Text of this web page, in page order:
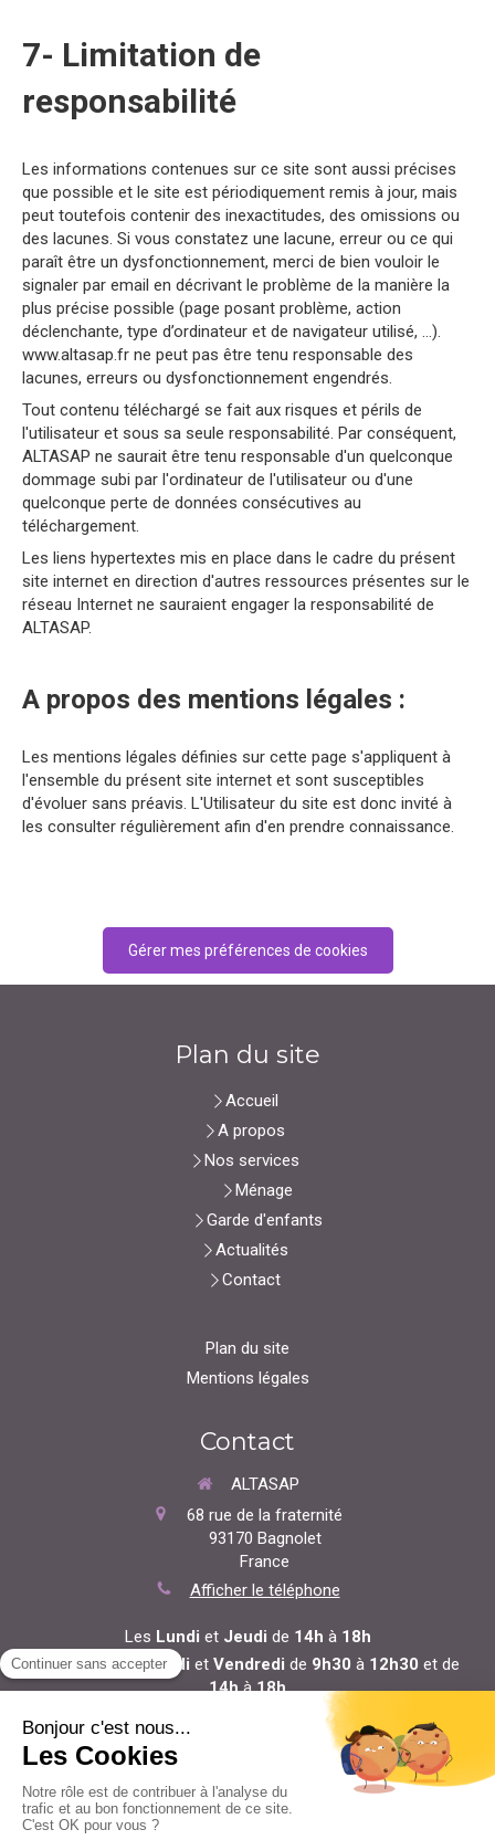
7- Limitation de
responsabilité
Les informations contenues sur ce site sont aussi précises
que possible et le site est périodiquement remis à jour, mais
peut toutefois contenir des inexactitudes, des omissions ou
des lacunes. Si vous constatez une lacune, erreur ou ce qui
paraît être un dysfonctionnement, merci de bien vouloir le
signaler par email en décrivant le problème de la manière la
plus précise possible (page posant problème, action
déclenchante, type d’ordinateur et de navigateur utilisé, …).
www.altasap.fr ne peut pas être tenu responsable des
lacunes, erreurs ou dysfonctionnement engendrés.
Tout contenu téléchargé se fait aux risques et périls de
l'utilisateur et sous sa seule responsabilité. Par conséquent,
ALTASAP ne saurait être tenu responsable d'un quelconque
dommage subi par l'ordinateur de l'utilisateur ou d'une
quelconque perte de données consécutives au
téléchargement.
Les liens hypertextes mis en place dans le cadre du présent
site internet en direction d'autres ressources présentes sur le
réseau Internet ne sauraient engager la responsabilité de
ALTASAP.
A propos des mentions légales :
Les mentions légales définies sur cette page s'appliquent à
l'ensemble du présent site internet et sont susceptibles
d'évoluer sans préavis. L'Utilisateur du site est donc invité à
les consulter régulièrement afin d'en prendre connaissance.
Gérer mes préférences de cookies
Plan du site
Accueil
A propos
Nos services
Ménage
Garde d'enfants
Actualités
Contact
Plan du site
Mentions légales
Contact
ALTASAP
68 rue de la fraternité
93170 Bagnolet
France
Afficher le téléphone
Les Lundi et Jeudi de 14h à 18h
LesMardi ,Mercredi et Vendredi de 9h30 à 12h30 et de
14hà18h
Prendre rendez-vous